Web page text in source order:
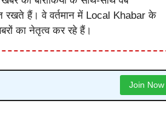
रखते हैं। वे वर्तमान में Local Khabar के
का नेतृत्व कर रहे हैं।
Join Now